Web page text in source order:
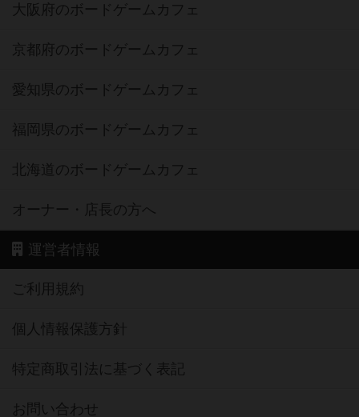
大阪府のボードゲームカフェ
京都府のボードゲームカフェ
愛知県のボードゲームカフェ
福岡県のボードゲームカフェ
北海道のボードゲームカフェ
オーナー・店長の方へ
運営者情報
ご利用規約
個人情報保護方針
特定商取引法に基づく表記
お問い合わせ